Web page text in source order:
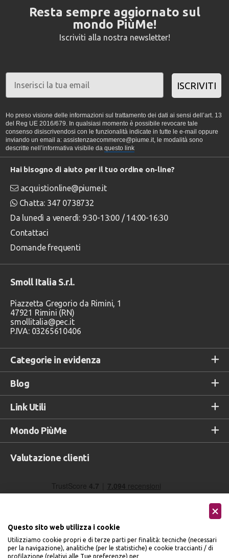
Resta sempre aggiornato sul
mondo PiùMe!
Iscriviti alla nostra newsletter!
ISCRIVITI
Ho preso visione delle informazioni sul trattamento dei dati ai sensi dell’art. 13
del Reg UE 2016/679. In qualsiasi momento è possibile revocare tale
consenso disiscrivendosi con le funzionalità indicate in tutte le e-mail oppure
inviando un email a: assistenzaecommerce@piume.it, le modalità sono
descritte nell’informativa visibile da questo link
Categorie in evidenza
Blog
Link Utili
Mondo PiùMe
Hai bisogno di aiuto per il tuo ordine on-line?
acquistionline@piume.it
Chatta: 347 0738732
Da lunedì a venerdì: 9:30-13:00 / 14:00-16:30
Contattaci
Domande frequenti
Smoll Italia S.r.l.
Piazzetta Gregorio da Rimini, 1
47921 Rimini (RN)
smollitalia@pec.it
P.IVA: 03265610406
Valutazione clienti
Questo sito web utilizza i cookie
Utilizziamo cookie propri e di terze parti per finalità: tecniche (necessari
per la navigazione), analitiche (per le statistiche) e cookie traccianti / di
profilazione (relativi alle Tue preferenze) per